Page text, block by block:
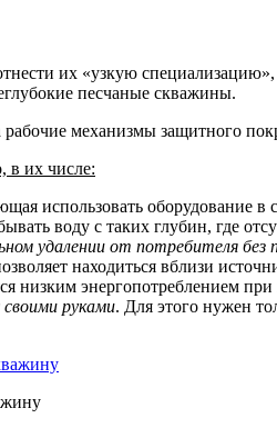
их «узкую
песчаные скважины.
механизмы защитного
в их числе:
использовать оборудование
воду с таких глубин, где
удалении от потребителя без
находиться вблизи
низким энергопотреблением
руками. Для этого нужен